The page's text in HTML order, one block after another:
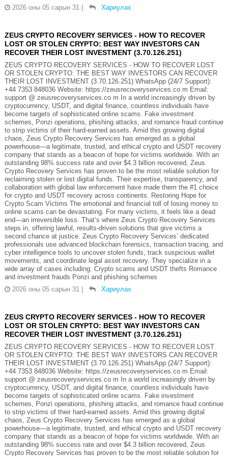
2026 оны 05 сарын 31
Хариулах
ZEUS CRYPTO RECOVERY SERVICES - HOW TO RECOVER
LOST OR STOLEN CRYPTO: BEST WAY INVESTORS CAN
RECOVER THEIR LOST INVESTMENT (3.70.126.251)
ZEUS CRYPTO RECOVERY SERVICES - HOW TO RECOVER LOST
OR STOLEN CRYPTO: THE BEST WAY INVESTORS CAN RECOVER
THEIR LOST INVESTMENT (3.70.126.251) WhatsApp (24/7 Support):
+44 7353 848036 Website: https://zeusrecoveryservices.co m Email:
support @ zeusrecoveryservices.co m In a world increasingly driven by
cryptocurrency, USDT, and digital finance, countless individuals have
become targets of sophisticated online scams. Fake investment
schemes, Ponzi operations, phishing attacks, and romance fraud continue
to strip victims of their hard-earned assets. Amid this growing digital
chaos, Zeus Crypto Recovery Services has emerged as a global
powerhouse—a legitimate, trusted, and ethical crypto and USDT recovery
company that stands as a beacon of hope for victims worldwide. With an
outstanding 98% success rate and over $4.3 billion recovered, Zeus
Crypto Recovery Services has proven to be the most reliable solution for
reclaiming stolen or lost digital funds. Their expertise, transparency, and
collaboration with global law enforcement have made them the #1 choice
for crypto and USDT recovery across continents. Restoring Hope for
Crypto Scam Victims The emotional and financial toll of losing money to
online scams can be devastating. For many victims, it feels like a dead
end—an irreversible loss. That’s where Zeus Crypto Recovery Services
steps in, offering lawful, results-driven solutions that give victims a
second chance at justice. Zeus Crypto Recovery Services’ dedicated
professionals use advanced blockchain forensics, transaction tracing, and
cyber intelligence tools to uncover stolen funds, track suspicious wallet
movements, and coordinate legal asset recovery. They specialize in a
wide array of cases including: Crypto scams and USDT thefts Romance
and investment frauds Ponzi and phishing schemes
2026 оны 05 сарын 31
Хариулах
ZEUS CRYPTO RECOVERY SERVICES - HOW TO RECOVER
LOST OR STOLEN CRYPTO: BEST WAY INVESTORS CAN
RECOVER THEIR LOST INVESTMENT (3.70.126.251)
ZEUS CRYPTO RECOVERY SERVICES - HOW TO RECOVER LOST
OR STOLEN CRYPTO: THE BEST WAY INVESTORS CAN RECOVER
THEIR LOST INVESTMENT (3.70.126.251) WhatsApp (24/7 Support):
+44 7353 848036 Website: https://zeusrecoveryservices.co m Email:
support @ zeusrecoveryservices.co m In a world increasingly driven by
cryptocurrency, USDT, and digital finance, countless individuals have
become targets of sophisticated online scams. Fake investment
schemes, Ponzi operations, phishing attacks, and romance fraud continue
to strip victims of their hard-earned assets. Amid this growing digital
chaos, Zeus Crypto Recovery Services has emerged as a global
powerhouse—a legitimate, trusted, and ethical crypto and USDT recovery
company that stands as a beacon of hope for victims worldwide. With an
outstanding 98% success rate and over $4.3 billion recovered, Zeus
Crypto Recovery Services has proven to be the most reliable solution for